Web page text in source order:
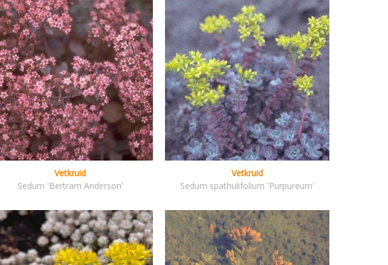
Vetkruid
Sedum 'Bertram Anderson'
Vetkruid
Sedum spathulifolium 'Purpureum'